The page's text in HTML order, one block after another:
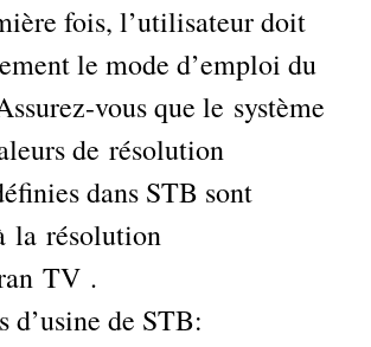
fois, l’utilisateur doit
le mode d’emploi du
vous que le système
de résolution
dans STB sont
la résolution
TV .
d’usine de STB: